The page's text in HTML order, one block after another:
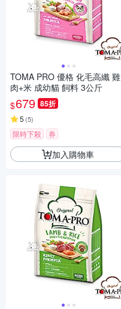
TOMA PRO 優格 化毛高纖 雞
肉+米 成幼貓 飼料 3公斤
$679 85折
5 (5)
限時下殺 券
加入購物車